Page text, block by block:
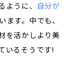
うに、
自分が
ます。中でも、
を活かしより美
いるそうです!